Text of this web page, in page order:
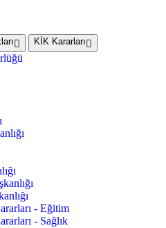
KİK Kararları
- Eğitim
- Sağlık